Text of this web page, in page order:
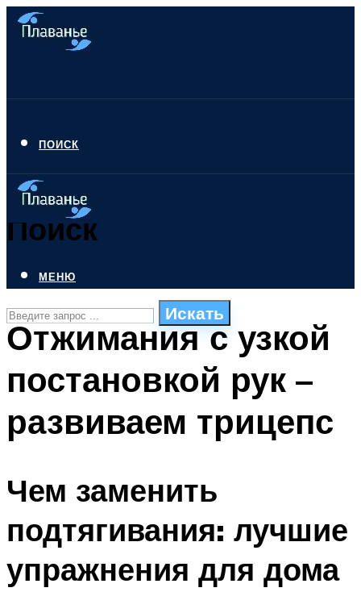
ПОИСК
Поиск
Искать
ПЛАВАНЬЕ ДЛЯ ДЕТЕЙ
БАССЕЙН ДЛЯ ДОМА
МЕНЮ
МЕНЮ
Отжимания с узкой
постановкой рук –
развиваем трицепс
Чем заменить
подтягивания: лучшие
упражнения для дома